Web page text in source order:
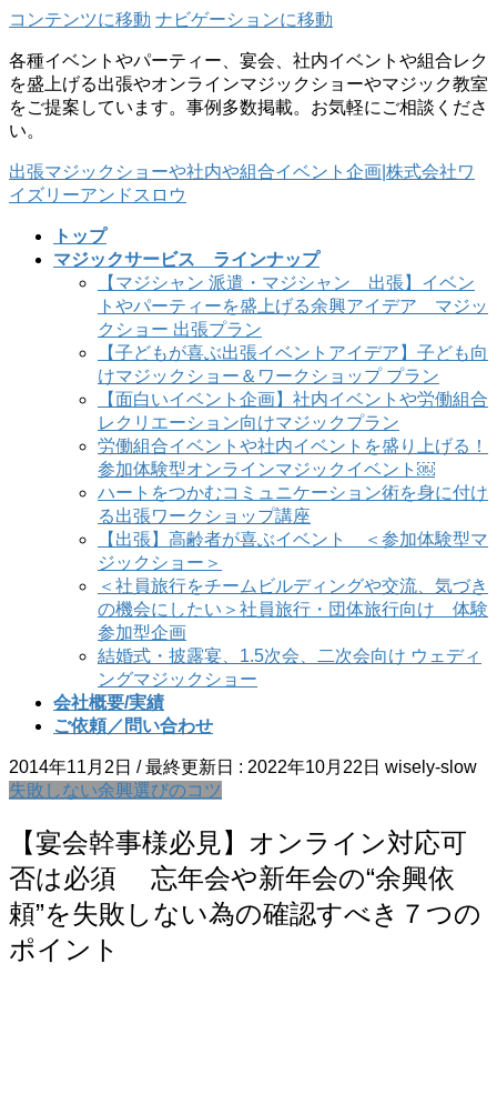
コンテンツに移動 ナビゲーションに移動
各種イベントやパーティー、宴会、社内イベントや組合レク
を盛上げる出張やオンラインマジックショーやマジック教室
をご提案しています。事例多数掲載。お気軽にご相談くださ
い。
出張マジックショーや社内や組合イベント企画|株式会社ワ
イズリーアンドスロウ
トップ
マジックサービス ラインナップ
【マジシャン 派遣・マジシャン 出張】イベン
トやパーティーを盛上げる余興アイデア マジッ
クショー 出張プラン
【子どもが喜ぶ出張イベントアイデア】子ども向
けマジックショー＆ワークショップ プラン
【面白いイベント企画】社内イベントや労働組合
レクリエーション向けマジックプラン
労働組合イベントや社内イベントを盛り上げる！
参加体験型オンラインマジックイベント￼
ハートをつかむコミュニケーション術を身に付け
る出張ワークショップ講座
【出張】高齢者が喜ぶイベント ＜参加体験型マ
ジックショー＞
＜社員旅行をチームビルディングや交流、気づき
の機会にしたい＞社員旅行・団体旅行向け 体験
参加型企画
結婚式・披露宴、1.5次会、二次会向け ウェディ
ングマジックショー
会社概要/実績
ご依頼／問い合わせ
2014年11月2日 / 最終更新日 : 2022年10月22日 wisely-slow
失敗しない余興選びのコツ
【宴会幹事様必見】オンライン対応可
否は必須 忘年会や新年会の“余興依
頼”を失敗しない為の確認すべき７つの
ポイント